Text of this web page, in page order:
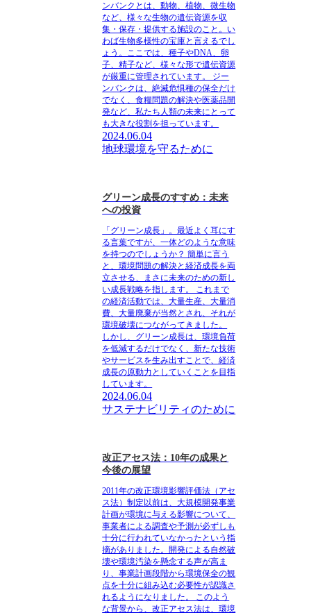
ンバンクとは、動物、植物、微生物
など、様々な生物の遺伝資源を収
集・保存・提供する施設のこと。い
わば生物多様性の宝庫と言えるでし
ょう。ここでは、種子やDNA、卵
子、精子など、様々な形で遺伝資源
が厳重に管理されています。 ジー
ンバンクは、絶滅危惧種の保全だけ
でなく、食糧問題の解決や医薬品開
発など、私たち人類の未来にとって
も大きな役割を担っています。
2024.06.04
地球環境を守るために
グリーン成長のすすめ：未来
への投資
「グリーン成長」。最近よく耳にす
る言葉ですが、一体どのような意味
を持つのでしょうか？ 簡単に言う
と、環境問題の解決と経済成長を両
立させる、まさに未来のための新し
い成長戦略を指します。 これまで
の経済活動では、大量生産、大量消
費、大量廃棄が当然とされ、それが
環境破壊につながってきました。
しかし、グリーン成長は、環境負荷
を低減するだけでなく、新たな技術
やサービスを生み出すことで、経済
成長の原動力としていくことを目指
しています。
2024.06.04
サステナビリティのために
改正アセス法：10年の成果と
今後の展望
2011年の改正環境影響評価法（アセ
ス法）制定以前は、大規模開発事業
計画が環境に与える影響について、
事業者による調査や予測が必ずしも
十分に行われていなかったという指
摘がありました。開発による自然破
壊や環境汚染を懸念する声が高ま
り、事業計画段階から環境保全の観
点を十分に組み込む必要性が認識さ
れるようになりました。 このよう
な背景から、改正アセス法は、環境